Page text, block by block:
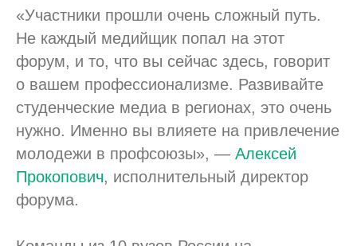
«Участники прошли очень сложный путь.
Не каждый медийщик попал на этот
форум, и то, что вы сейчас здесь, говорит
о вашем профессионализме. Развивайте
студенческие медиа в регионах, это очень
нужно. Именно вы влияете на привлечение
молодежи в профсоюзы», — Алексей
Прокопович, исполнительный директор
форума.